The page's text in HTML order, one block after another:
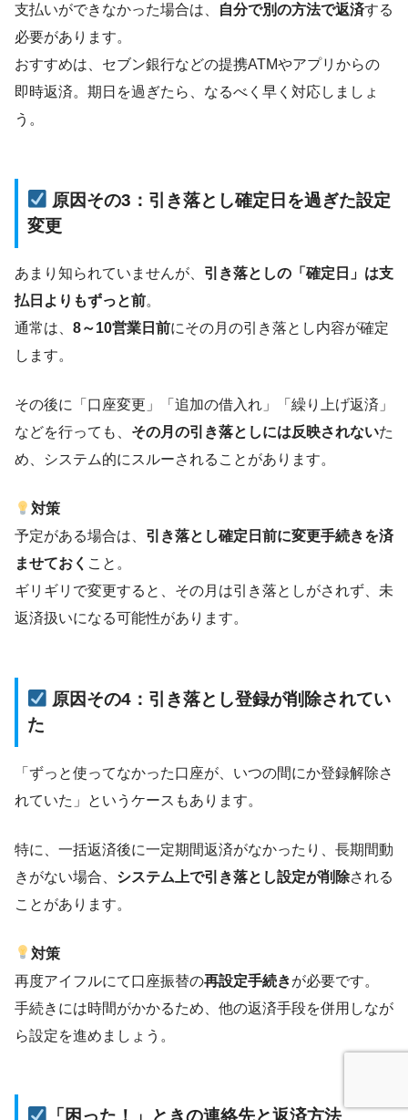
支払いができなかった場合は、
自分で別の方法で返済する
必要があります。
おすすめは、セブン銀行などの提携ATMやアプリからの
即時返済。期日を過ぎたら、なるべく早く対応しましょ
う。
原因その3：引き落とし確定日を過ぎた設定
変更
あまり知られていませんが、 引き落としの「確定日」は支
払日よりもずっと前。
通常は、 8～10営業日前にその月の引き落とし内容が確定
します。
その後に「口座変更」「追加の借入れ」「繰り上げ返済」
などを行っても、 その月の引き落としには反映されないた
め、システム的にスルーされることがあります。
対策
予定がある場合は、 引き落とし確定日前に変更手続きを済
ませておく こと。
ギリギリで変更すると、その月は引き落としがされず、未
返済扱いになる可能性があります。
原因その4：引き落とし登録が削除されてい
た
「ずっと使ってなかった口座が、いつの間にか登録解除さ
れていた」というケースもあります。
特に、一括返済後に一定期間返済がなかったり、長期間動
きがない場合、 システム上で引き落とし設定が削除される
ことがあります。
対策
再度アイフルにて口座振替の再設定手続きが必要です。
手続きには時間がかかるため、他の返済手段を併用しなが
ら設定を進めましょう。